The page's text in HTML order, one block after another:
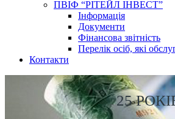
ПВІФ “РІТЕЙЛ ІНВЕСТ”
Інформація
Документи
Фінансова звітність
Перелік осіб, які
Контакти
25